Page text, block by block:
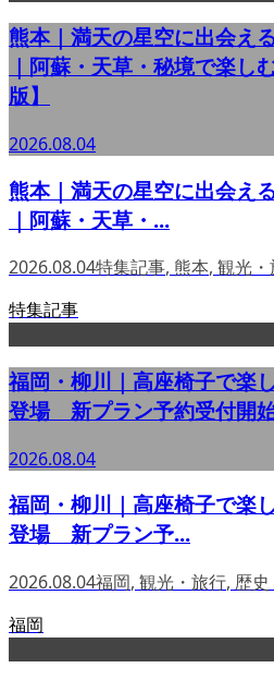
熊本｜満天の星空に出会え
｜阿蘇・天草・秘境で楽し
版】
2026.08.04
熊本｜満天の星空に出会え
｜阿蘇・天草・...
2026.08.04特集記事, 熊本, 観光
特集記事
福岡・柳川｜高座椅子で楽
登場 新プラン予約受付開始
2026.08.04
福岡・柳川｜高座椅子で楽
登場 新プラン予...
2026.08.04福岡, 観光・旅行, 歴
福岡